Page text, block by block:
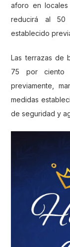
aforo en
reducirá al 50
establecido
Las terrazas de
75 por ciento
previamente,
medidas
de seguridad y